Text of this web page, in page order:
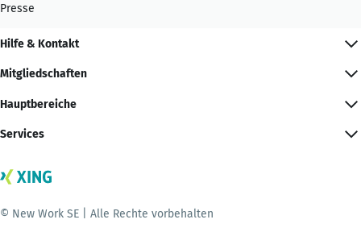
Presse
Hilfe & Kontakt
Mitgliedschaften
Hauptbereiche
Services
© New Work SE | Alle Rechte vorbehalten